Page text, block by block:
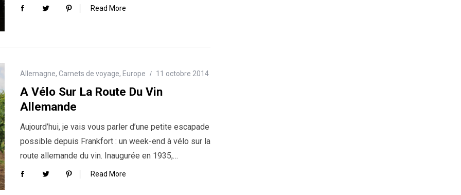
Read More
Allemagne, Carnets de voyage, Europe 11 octobre 2014
A Vélo Sur La Route Du Vin
Allemande
Aujourd’hui, je vais vous parler d’une petite escapade
possible depuis Frankfort : un week-end à vélo sur la
route allemande du vin. Inaugurée en 1935,…
Read More